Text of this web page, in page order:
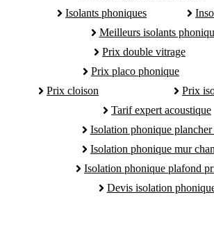
Isolants phoniques
Meilleurs isolants
Prix double vitrage
Prix placo phonique
Prix cloison
Prix
Tarif expert acoustique
Isolation phonique plancher
Isolation phonique mur
Isolation phonique plafond
Devis isolation